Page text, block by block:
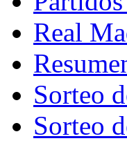
Real
Sorteo
Sorteo